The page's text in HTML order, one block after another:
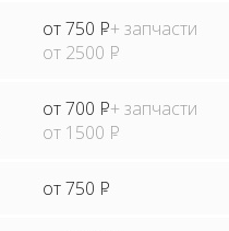
от 750 Р+ запчасти
от 2500 Р
от 700 Р+ запчасти
от 1500 Р
от 750 Р